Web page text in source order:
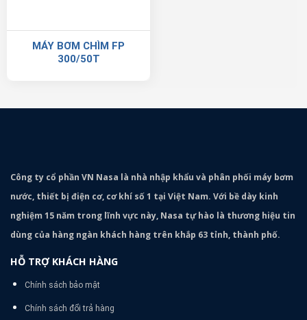
MÁY BƠM CHÌM FP
300/50T
Công ty cổ phần VN Nasa là nhà nhập khẩu và phân phối máy bơm
nước, thiết bị điện cơ, cơ khí số 1 tại Việt Nam. Với bề dày kinh
nghiệm 15 năm trong lĩnh vực này, Nasa tự hào là thương hiệu tin
dùng của hàng ngàn khách hàng trên khắp 63 tỉnh, thành phố.
HỖ TRỢ KHÁCH HÀNG
Chính sách bảo mật
Chính sách đổi trả hàng